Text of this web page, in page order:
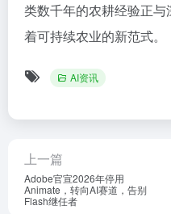
类数千年的农耕经验正
着可持续农业的新范式。
AI资讯
上一篇
Adobe官宣2026年停用
Animate，转向AI赛道，告别
Flash继任者